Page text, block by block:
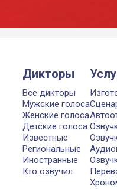
Дикторы
Все дикторы
Мужские голоса
Женские голоса
Детские голоса
Известные
Региональные
Иностранные
Кто озвучил